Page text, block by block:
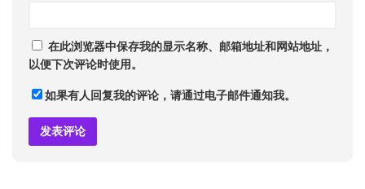
在此浏览器中保存我的显示名称、邮箱地址和网站地址，
以便下次评论时使用。
如果有人回复我的评论，请通过电子邮件通知我。